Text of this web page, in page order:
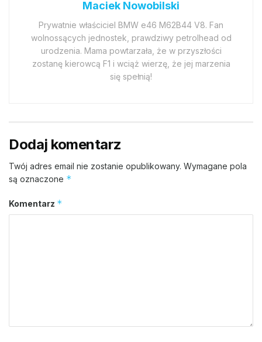
Maciek Nowobilski
Prywatnie właściciel BMW e46 M62B44 V8. Fan
wolnossących jednostek, prawdziwy petrolhead od
urodzenia. Mama powtarzała, że w przyszłości
zostanę kierowcą F1 i wciąż wierzę, że jej marzenia
się spełnią!
Dodaj komentarz
Twój adres email nie zostanie opublikowany. Wymagane pola
są oznaczone *
Komentarz *